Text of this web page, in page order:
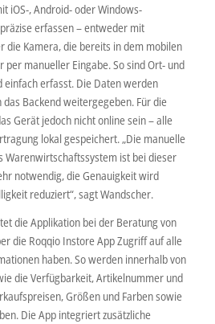
iOS-, Android- oder Windows-
erfassen – entweder mit
die Kamera, die bereits in dem mobilen
manueller Eingabe. So sind Ort- und
einfach erfasst. Die Daten werden
Backend weitergegeben. Für die
Gerät jedoch nicht online sein – alle
lokal gespeichert. „Die manuelle
Warenwirtschaftssystem ist bei dieser
notwendig, die Genauigkeit wird
reduziert“, sagt Wandscher.
die Applikation bei der Beratung von
die Roqqio Instore App Zugriff auf alle
haben. So werden innerhalb von
die Verfügbarkeit, Artikelnummer und
Größen und Farben sowie
Die App integriert zusätzliche